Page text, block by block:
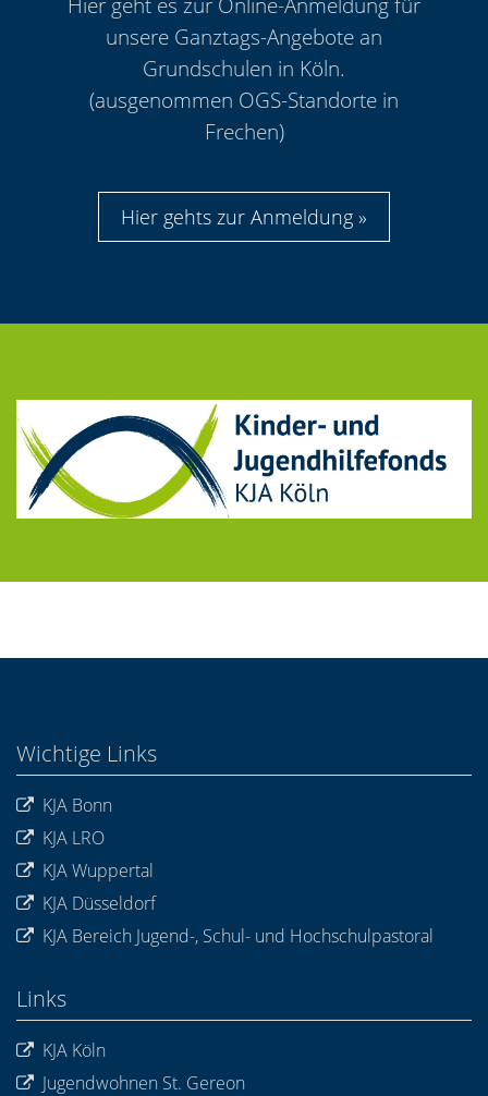
unsere Ganztags-Angebote an
Grundschulen in Köln.
(ausgenommen OGS-Standorte in
Frechen)
Hier gehts zur Anmeldung
Wichtige Links
KJA Bonn
KJA LRO
KJA Wuppertal
KJA Düsseldorf
KJA Bereich Jugend-, Schul- und Hochschulpastoral
Links
KJA Köln
Jugendwohnen St. Gereon